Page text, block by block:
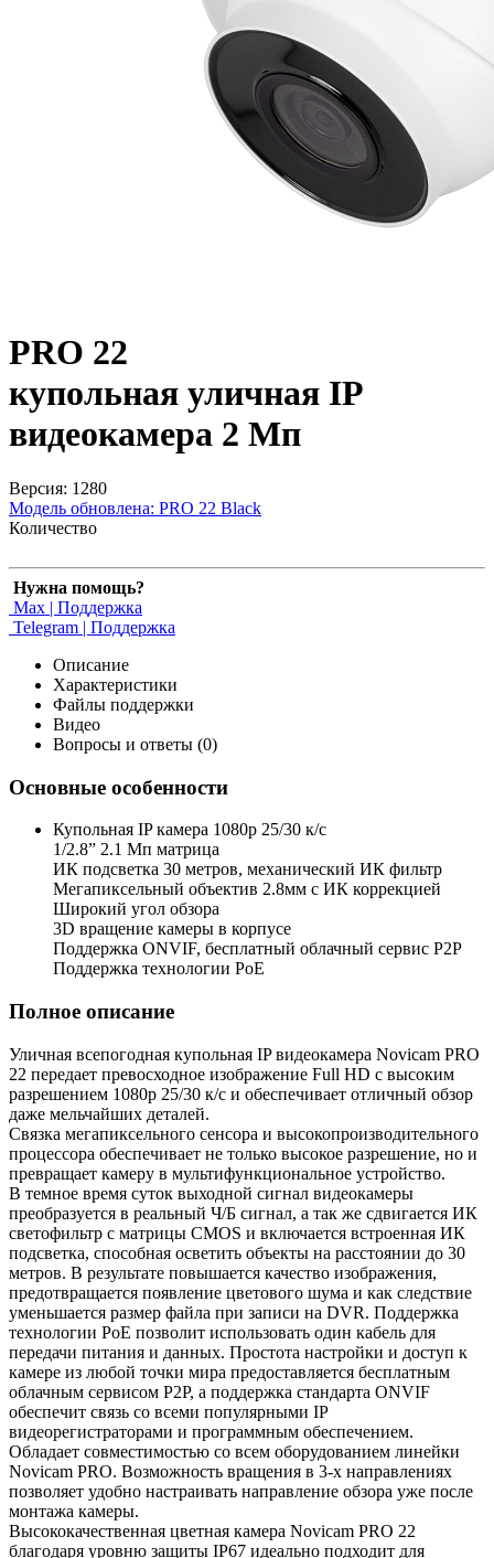
PRO 22
купольная уличная IP
видеокамера 2 Мп
Версия: 1280
Модель обновлена: PRO 22 Black
Количество
Нужна помощь?
Max | Поддержка
Telegram | Поддержка
Описание
Характеристики
Файлы поддержки
Видео
Вопросы и ответы (0)
Основные особенности
Купольная IP камера 1080p 25/30 к/с
1/2.8” 2.1 Мп матрица
ИК подсветка 30 метров, механический ИК фильтр
Мегапиксельный объектив 2.8мм с ИК коррекцией
Широкий угол обзора
3D вращение камеры в корпусе
Поддержка ONVIF, бесплатный облачный сервис P2P
Поддержка технологии PoE
Полное описание
Уличная всепогодная купольная IP видеокамера Novicam PRO
22 передает превосходное изображение Full HD с высоким
разрешением 1080p 25/30 к/с и обеспечивает отличный обзор
даже мельчайших деталей.
Связка мегапиксельного сенсора и высокопроизводительного
процессора обеспечивает не только высокое разрешение, но и
превращает камеру в мультифункциональное устройство.
В темное время суток выходной сигнал видеокамеры
преобразуется в реальный Ч/Б сигнал, а так же сдвигается ИК
светофильтр с матрицы CMOS и включается встроенная ИК
подсветка, способная осветить объекты на расстоянии до 30
метров. В результате повышается качество изображения,
предотвращается появление цветового шума и как следствие
уменьшается размер файла при записи на DVR. Поддержка
технологии РоЕ позволит использовать один кабель для
передачи питания и данных. Простота настройки и доступ к
камере из любой точки мира предоставляется бесплатным
облачным сервисом P2P, а поддержка стандарта ONVIF
обеспечит связь со всеми популярными IP
видеорегистраторами и программным обеспечением.
Обладает совместимостью со всем оборудованием линейки
Novicam PRO. Возможность вращения в 3-х направлениях
позволяет удобно настраивать направление обзора уже после
монтажа камеры.
Высококачественная цветная камера Novicam PRO 22
благодаря уровню защиты IP67 идеально подходит для